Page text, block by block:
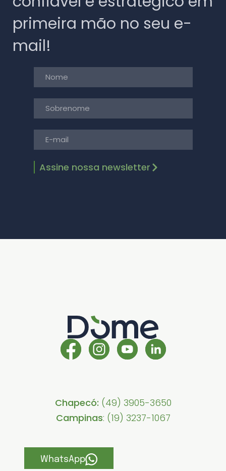
primeira mão no seu e-
mail!
Assine nossa newsletter
WhatsApp
Chapecó: (49) 3905-3650
Campinas: (19) 3237-1067